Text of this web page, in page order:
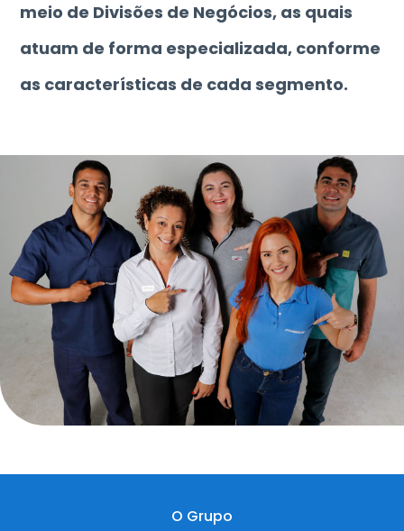
meio de Divisões de Negócios, as quais
atuam de forma especializada, conforme
as características de cada segmento.
O Grupo